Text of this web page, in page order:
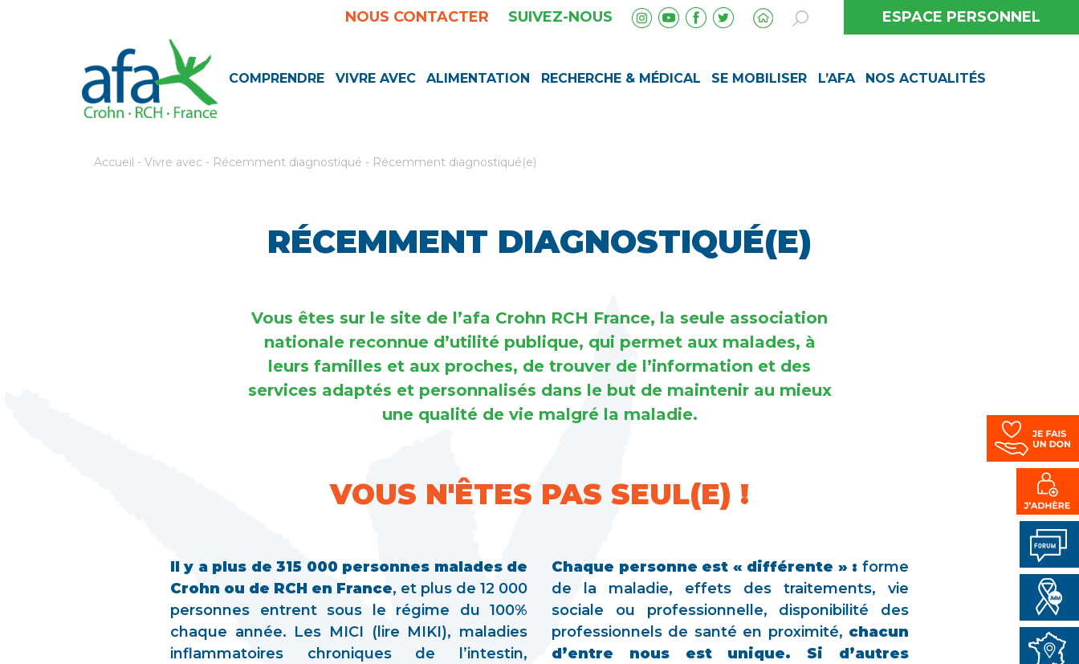
NOUS CONTACTER SUIVEZ-NOUS ESPACE PERSONNEL
COMPRENDRE VIVRE AVEC ALIMENTATION RECHERCHE & MÉDICAL SE MOBILISER L’AFA NOS ACTUALITÉS
Accueil - Vivre avec - Récemment diagnostiqué - Récemment diagnostiqué(e)
RÉCEMMENT DIAGNOSTIQUÉ(E)
Vous êtes sur le site de l’afa Crohn RCH France, la seule association
nationale reconnue d’utilité publique, qui permet aux malades, à
leurs familles et aux proches, de trouver de l’information et des
services adaptés et personnalisés dans le but de maintenir au mieux
une qualité de vie malgré la maladie.
VOUS N'ÊTES PAS SEUL(E) !
Il y a plus de 315 000 personnes malades de
Crohn ou de RCH en France, et plus de 12 000
personnes entrent sous le régime du 100%
chaque année. Les MICI (lire MIKI), maladies
inflammatoires chroniques de l’intestin,
Chaque personne est « différente » : forme
de la maladie, effets des traitements, vie
sociale ou professionnelle, disponibilité des
professionnels de santé en proximité, chacun
d’entre nous est unique. Si d’autres